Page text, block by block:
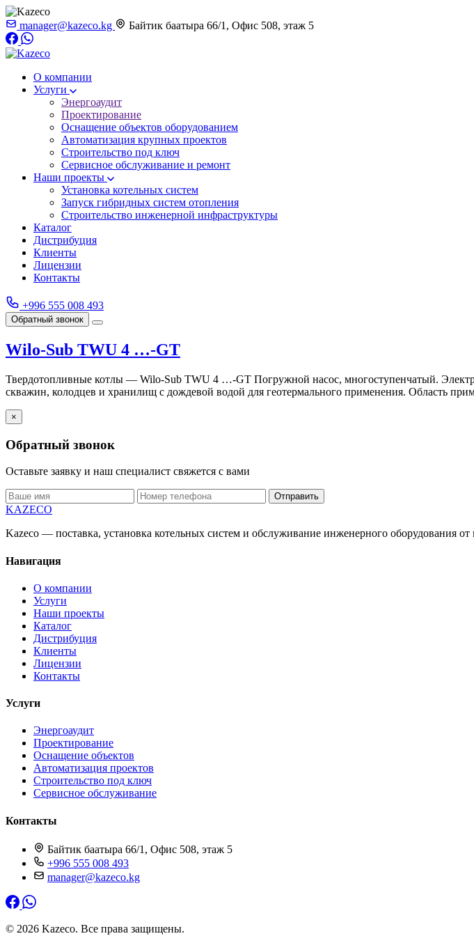
manager@kazeco.kg Байтик баатыра 66/1, Офис 508, этаж 5
О компании
Услуги
Энергоаудит
Проектирование
Оснащение объектов оборудованием
Автоматизация крупных проектов
Строительство под ключ
Сервисное обслуживание и ремонт
Наши проекты
Установка котельных систем
Запуск гибридных систем отопления
Строительство инженерной инфраструктуры
Каталог
Дистрибуция
Клиенты
Лицензии
Контакты
+996 555 008 493
Обратный звонок
Wilo-Sub TWU 4 …-GT
Твердотопливные котлы — Wilo-Sub TWU 4 …-GT Погружной насос, многоступенчатый.
скважин, колодцев и хранилищ с дождевой водой для геотермального применения. Область
×
Обратный звонок
Оставьте заявку и наш специалист свяжется с вами
Отправить
KAZECO
Kazeco — поставка, установка котельных систем и обслуживание инженерного оборудования
Навигация
О компании
Услуги
Наши проекты
Каталог
Дистрибуция
Клиенты
Лицензии
Контакты
Услуги
Энергоаудит
Проектирование
Оснащение объектов
Автоматизация проектов
Строительство под ключ
Сервисное обслуживание
Контакты
Байтик баатыра 66/1, Офис 508, этаж 5
+996 555 008 493
manager@kazeco.kg
© 2026 Kazeco. Все права защищены.